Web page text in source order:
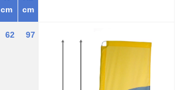
cm
cm
62 97